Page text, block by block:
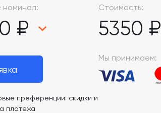
номинал:
₽
Стоимость:
5350 ₽
преференции: скидки и
платежа
Мы принимаем: